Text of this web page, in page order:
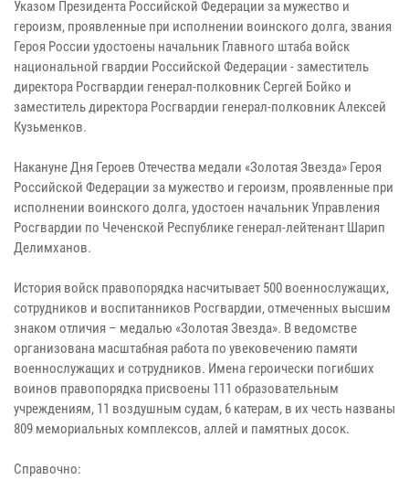
Указом Президента Российской Федерации за мужество и
героизм, проявленные при исполнении воинского долга, звания
Героя России удостоены начальник Главного штаба войск
национальной гвардии Российской Федерации - заместитель
директора Росгвардии генерал-полковник Сергей Бойко и
заместитель директора Росгвардии генерал-полковник Алексей
Кузьменков.
Накануне Дня Героев Отечества медали «Золотая Звезда» Героя
Российской Федерации за мужество и героизм, проявленные при
исполнении воинского долга, удостоен начальник Управления
Росгвардии по Чеченской Республике генерал-лейтенант Шарип
Делимханов.
История войск правопорядка насчитывает 500 военнослужащих,
сотрудников и воспитанников Росгвардии, отмеченных высшим
знаком отличия – медалью «Золотая Звезда». В ведомстве
организована масштабная работа по увековечению памяти
военнослужащих и сотрудников. Имена героически погибших
воинов правопорядка присвоены 111 образовательным
учреждениям, 11 воздушным судам, 6 катерам, в их честь названы
809 мемориальных комплексов, аллей и памятных досок.
Справочно: